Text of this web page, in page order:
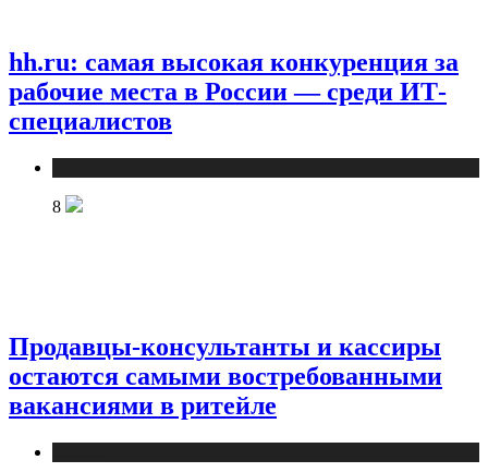
hh.ru: самая высокая конкуренция за
рабочие места в России — среди ИТ-
специалистов
8
Продавцы-консультанты и кассиры
остаются самыми востребованными
вакансиями в ритейле